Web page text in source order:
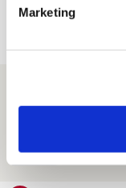
Marketing
08 AUGUSTUS 2026 - 11:34
maakt